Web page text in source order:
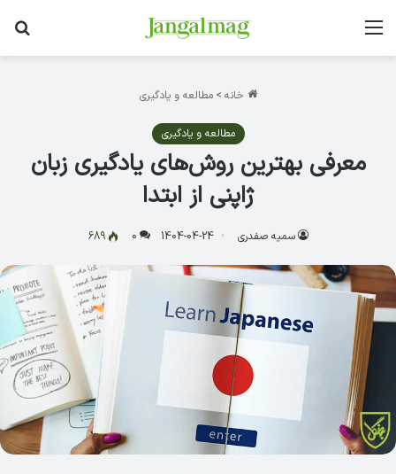
منو
خانه > مطالعه و یادگیری
مطالعه و یادگیری
معرفی بهترین روش‌های یادگیری زبان
ژاپنی از ابتدا
سمیه صفدری 1404-04-24
0
689